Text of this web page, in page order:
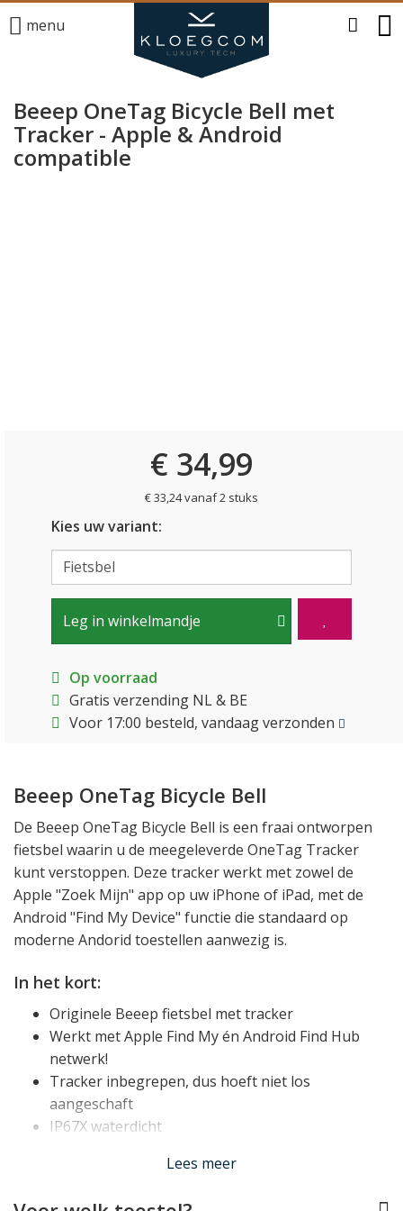
menu
Beeep OneTag Bicycle Bell met
Tracker - Apple & Android
compatible
€ 34,99
€ 33,24 vanaf 2 stuks
Kies uw variant:
Leg in winkelmandje
Op voorraad
Gratis verzending NL & BE
Voor 17:00 besteld, vandaag verzonden
Beeep OneTag Bicycle Bell
De Beeep OneTag Bicycle Bell is een fraai ontworpen
fietsbel waarin u de meegeleverde OneTag Tracker
kunt verstoppen. Deze tracker werkt met zowel de
Apple "Zoek Mijn" app op uw iPhone of iPad, met de
Android "Find My Device" functie die standaard op
moderne Andorid toestellen aanwezig is.
In het kort:
Originele Beeep fietsbel met tracker
Werkt met Apple Find My én Android Find Hub
netwerk!
Tracker inbegrepen, dus hoeft niet los
aangeschaft
IP67X waterdicht
Passend op sturen met diameter 22 tot 32mm
Lees meer